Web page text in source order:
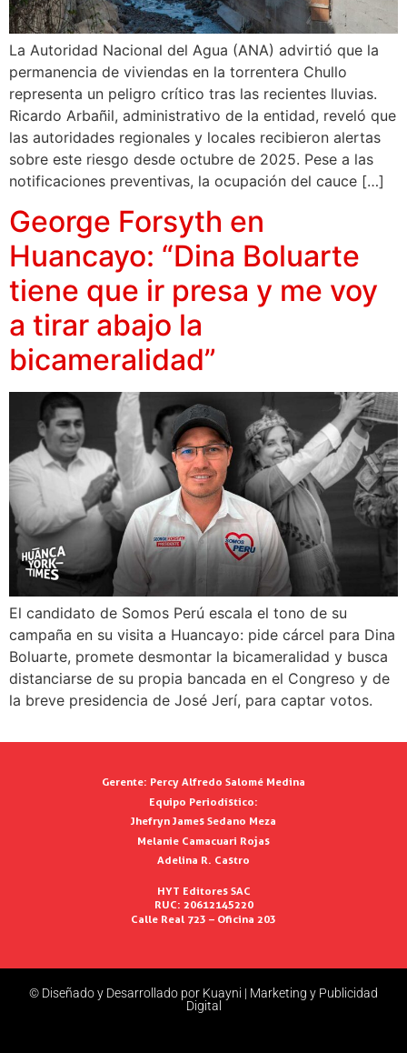
La Autoridad Nacional del Agua (ANA) advirtió que la
permanencia de viviendas en la torrentera Chullo
representa un peligro crítico tras las recientes lluvias.
Ricardo Arbañil, administrativo de la entidad, reveló que
las autoridades regionales y locales recibieron alertas
sobre este riesgo desde octubre de 2025. Pese a las
notificaciones preventivas, la ocupación del cauce […]
George Forsyth en
Huancayo: “Dina Boluarte
tiene que ir presa y me voy
a tirar abajo la
bicameralidad”
El candidato de Somos Perú escala el tono de su
campaña en su visita a Huancayo: pide cárcel para Dina
Boluarte, promete desmontar la bicameralidad y busca
distanciarse de su propia bancada en el Congreso y de
la breve presidencia de José Jerí, para captar votos.
Gerente: Percy Alfredo Salomé Medina
Equipo Periodístico:
Jhefryn James Sedano Meza
Melanie Camacuari Rojas
Adelina R. Castro
HYT Editores SAC
RUC: 20612145220
Calle Real 723 – Oficina 203
© Diseñado y Desarrollado por Kuayni | Marketing y Publicidad
Digital